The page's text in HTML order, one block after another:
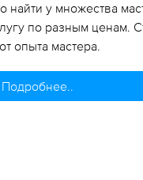
у множества
по разным ценам.
опыта мастера.
Подробнее..